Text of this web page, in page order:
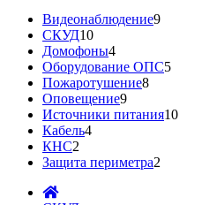
Видеонаблюдение9
СКУД10
Домофоны4
Оборудование ОПС5
Пожаротушение8
Оповещение9
Источники питания10
Кабель4
КНС2
Защита периметра2